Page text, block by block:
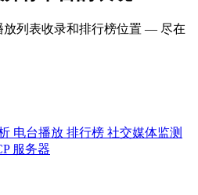
放列表收录和排行榜位置 — 尽在
电台播放 排行榜 社交媒体监测
服务器